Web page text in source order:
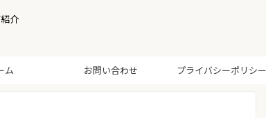
介
ム お問い合わせ プライバシーポリシー